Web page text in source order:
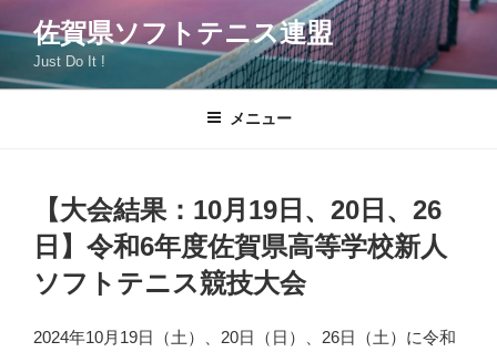
ン
ン
佐賀県ソフトテニス連盟
Just Do It !
メニュー
【大会結果：10月19日、20日、26
日】令和6年度佐賀県高等学校新人
ソフトテニス競技大会
2024年10月19日（土）、20日（日）、26日（土）に令和